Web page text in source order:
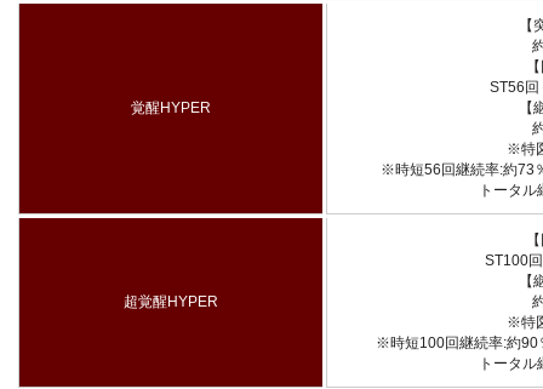
覚醒HYPER
【
ST56回
【
※特
※時短56回継続率:約73
トータ
超覚醒HYPER
ST100
【
※特
※時短100回継続率:約90
トータ